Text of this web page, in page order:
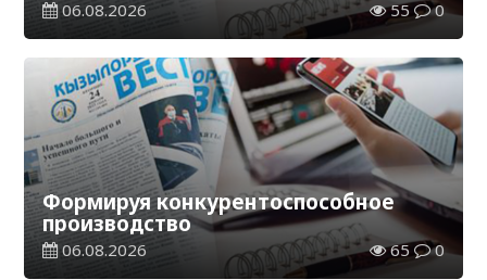
06.08.2026 55 0
Формируя конкурентоспособное
производство
06.08.2026 65 0